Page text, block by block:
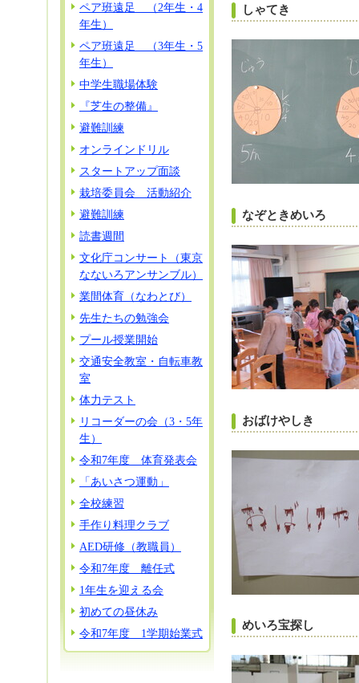
ペア班遠足 （2年生・4
年生）
ペア班遠足 （3年生・5
年生）
中学生職場体験
『芝生の整備』
避難訓練
オンラインドリル
スタートアップ面談
栽培委員会 活動紹介
避難訓練
読書週間
文化庁コンサート（東京
なないろアンサンブル）
業間体育（なわとび）
先生たちの勉強会
プール授業開始
交通安全教室・自転車教
室
体力テスト
リコーダーの会（3・5年
生）
令和7年度 体育発表会
「あいさつ運動」
全校練習
手作り料理クラブ
AED研修（教職員）
令和7年度 離任式
1年生を迎える会
初めての昼休み
令和7年度 1学期始業式
しゃてき
なぞときめいろ
おばけやしき
めいろ宝探し